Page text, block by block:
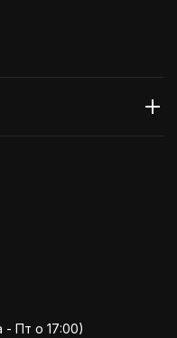
- Пт о 17:00)